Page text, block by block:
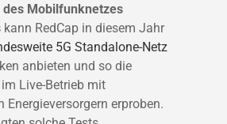
des Mobilfunknetzes
kann RedCap in diesem Jahr
5G Standalone-Netz
anbieten und so die
Live-Betrieb mit
Energieversorgern erproben.